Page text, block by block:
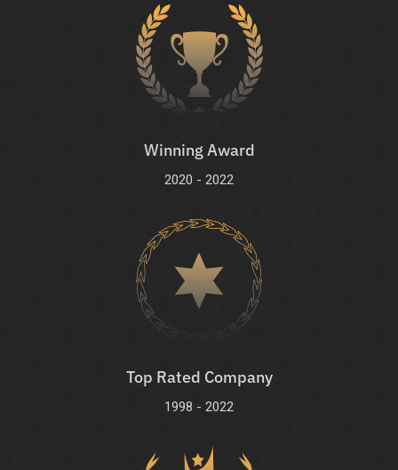
Winning Award
2020 - 2022
Top Rated Company
1998 - 2022